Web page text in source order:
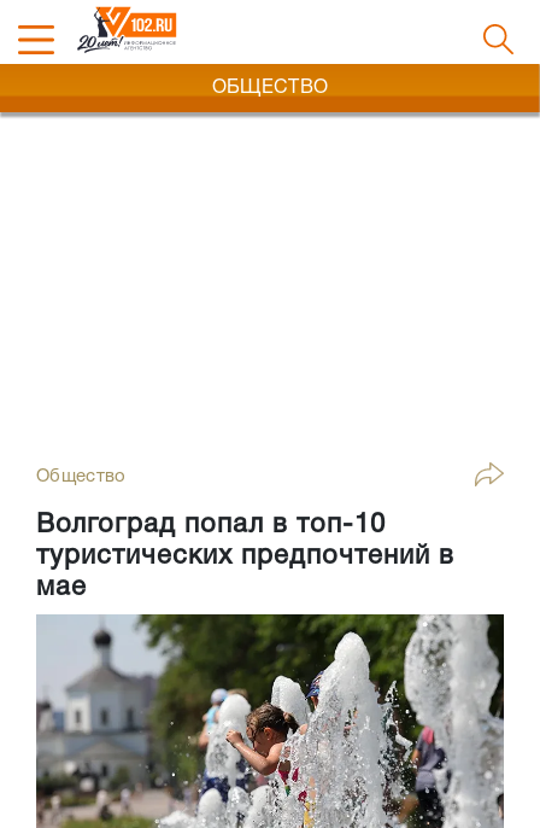
ОБЩЕСТВО
Общество
Волгоград попал в топ-10
туристических предпочтений в
мае